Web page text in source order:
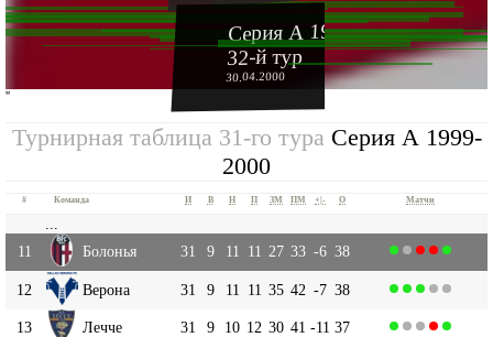
Серия А 1999-2000
32-й тур
30.04.2000
''
Турнирная таблица 31-го тура Серия А 1999-
2000
# Команда И В Н П ЗМ ПМ +|- О Матчи
11
Болонья 31 9 11 11 27 33 -6 38
12 Верона 31 9 11 11 35 42 -7 38
13 Лечче 31 9 10 12 30 41 -11 37